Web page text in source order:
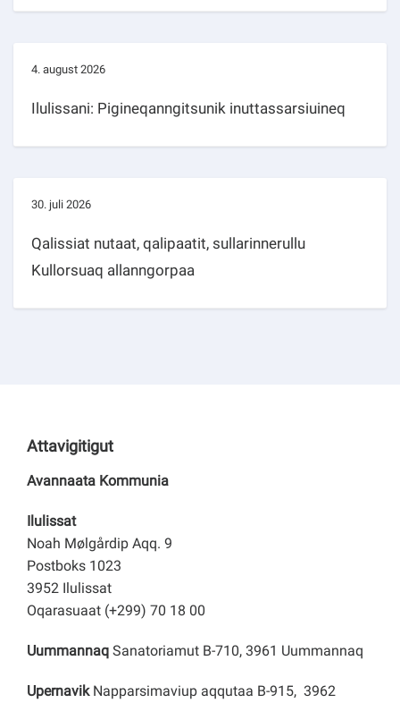
4. august 2026
Ilulissani: Pigineqanngitsunik inuttassarsiuineq
30. juli 2026
Qalissiat nutaat, qalipaatit, sullarinnerullu
Kullorsuaq allanngorpaa
Attavigitigut
Avannaata Kommunia
Ilulissat
Noah Mølgårdip Aqq. 9
Postboks 1023
3952 Ilulissat
Oqarasuaat (+299) 70 18 00
Uummannaq Sanatoriamut B-710, 3961 Uummannaq
Upernavik Napparsimaviup aqqutaa B-915, 3962